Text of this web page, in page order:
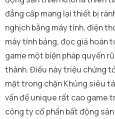
đẳng cấp mang lại thiết bị
nghịch bằng máy tính, điện
máy tính bảng, đọc giả hoàn
game một biện pháp quyến
thành. Điều này triệu chứng
mặt trong chặn Khủng siêu
vấn đề unique rất cao game
công ty cổ phần bất động